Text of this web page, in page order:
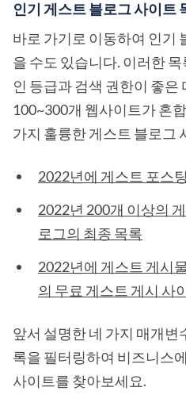
인기 게스트 블로그 사이트
바로 가기로 이동하여 인기
을 수도 있습니다. 이러한
인 등급과 검색 권한이 좋은
100~300개 웹사이트가 혼
가지 훌륭한 게스트 블로그
2022년에 게스트 포스
2022년 200개 이상의
로그의 최종 목록
2022년에 게스트 게시
의 무료 게스트 게시 사
앞서 설명한 네 가지 매개변
록을 필터링하여 비즈니스
사이트를 찾아보세요.